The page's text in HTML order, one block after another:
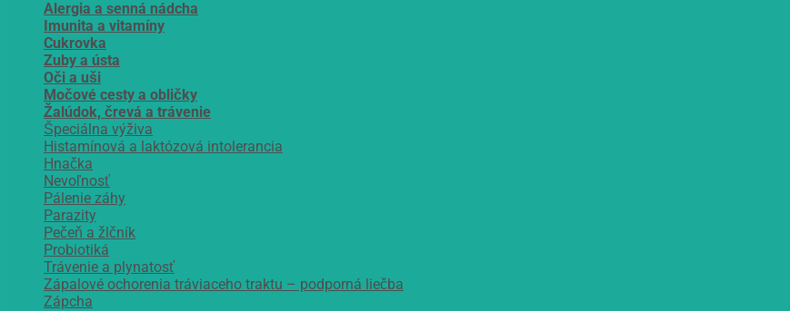
Alergia a senná nádcha
Imunita a vitamíny
Cukrovka
Zuby a ústa
Oči a uši
Močové cesty a obličky
Žalúdok, črevá a trávenie
Špeciálna výživa
Histamínová a laktózová intolerancia
Hnačka
Nevoľnosť
Pálenie záhy
Parazity
Pečeň a žlčník
Probiotiká
Trávenie a plynatosť
Zápalové ochorenia tráviaceho traktu – podporná liečba
Zápcha